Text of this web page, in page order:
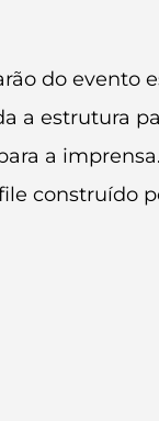
do evento
a estrutura
a
construído